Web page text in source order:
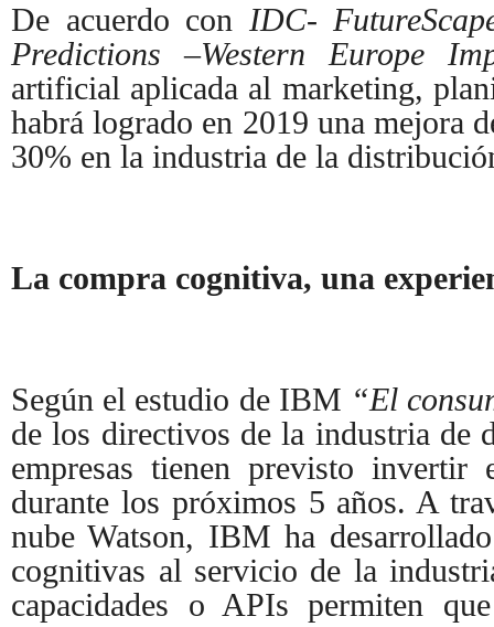
De acuerdo con IDC-
Predictions –Western Europe
artificial aplicada al marketing,
habrá logrado en 2019 una mejora
30% en la industria de la
La compra cognitiva, una
Según el estudio de IBM “El
de los directivos de la industria de
empresas tienen previsto invertir
durante los próximos 5 años. A
nube Watson, IBM ha
cognitivas al servicio de la
capacidades o APIs permiten